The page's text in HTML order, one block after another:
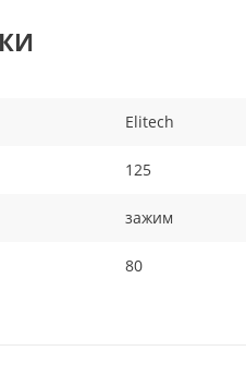
Elitech
125
зажим
80